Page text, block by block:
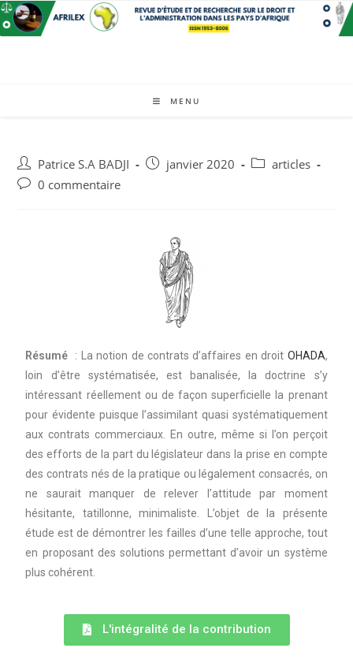
MENU
Patrice S.A BADJI janvier 2020
articles
0 commentaire
Résumé : La notion de contrats d’affaires en droit OHADA,
loin d’être systématisée, est banalisée, la doctrine s’y
intéressant réellement ou de façon superficielle la prenant
pour évidente puisque l’assimilant quasi systématiquement
aux contrats commerciaux. En outre, même si l’on perçoit
des efforts de la part du législateur dans la prise en compte
des contrats nés de la pratique ou légalement consacrés, on
ne saurait manquer de relever l’attitude par moment
hésitante, tatillonne, minimaliste. L’objet de la présente
étude est de démontrer les failles d’une telle approche, tout
en proposant des solutions permettant d’avoir un système
plus cohérent.
L'intégralité de la contribution